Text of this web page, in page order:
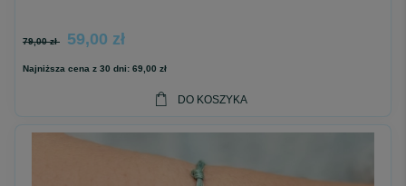
79,00 zł 59,00 zł
Najniższa cena z 30 dni: 69,00 zł
DO KOSZYKA